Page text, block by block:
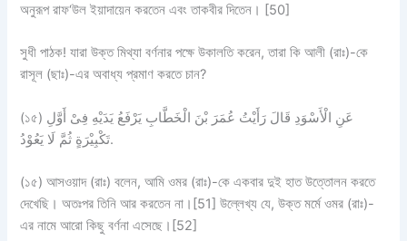
অনুরূপ রাফ‘উল ইয়াদায়েন করতেন এবং তাকবীর দিতেন। [50]
সুধী পাঠক! যারা উক্ত মিথ্যা বর্ণনার পক্ষে উকালতি করেন, তারা কি আলী (রাঃ)-কে
রাসূল (ছাঃ)-এর অবাধ্য প্রমাণ করতে চান?
(১৫) عَنِ الْأَسْوَدِ قَالَ رَأَيْتُ عُمَرَ بْنَ الْخَطَّابِ يَرْفَعُ يَدَيْهِ فِىْ أَوَّلِ
تَكْبِيْرَةٍ ثُمَّ لَا يَعُوْدُ.
(১৫) আসওয়াদ (রাঃ) বলেন, আমি ওমর (রাঃ)-কে একবার দুই হাত উত্তোলন করতে
দেখেছি। অতঃপর তিনি আর করতেন না।[51] উল্লেখ্য যে, উক্ত মর্মে ওমর (রাঃ)-
এর নামে আরো কিছু বর্ণনা এসেছে।[52]